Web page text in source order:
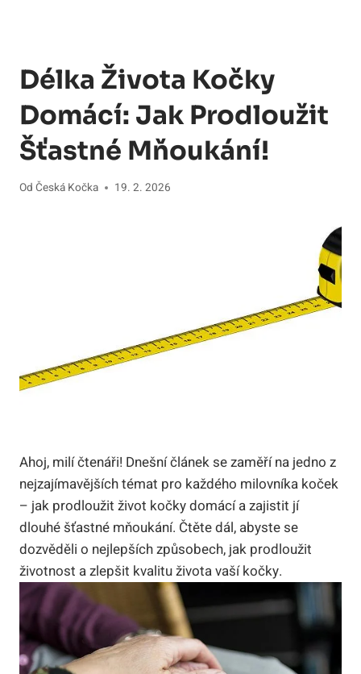
Délka Života Kočky
Domácí: Jak Prodloužit
Šťastné Mňoukání!
Od Česká Kočka 19. 2. 2026
Ahoj, milí čtenáři! Dnešní článek se zaměří na jedno z
nejzajímavějších témat pro každého milovníka koček
– jak prodloužit život kočky domácí a zajistit jí
dlouhé šťastné mňoukání. Čtěte dál, abyste se
dozvěděli o nejlepších způsobech, jak prodloužit
životnost a zlepšit kvalitu života vaší kočky.